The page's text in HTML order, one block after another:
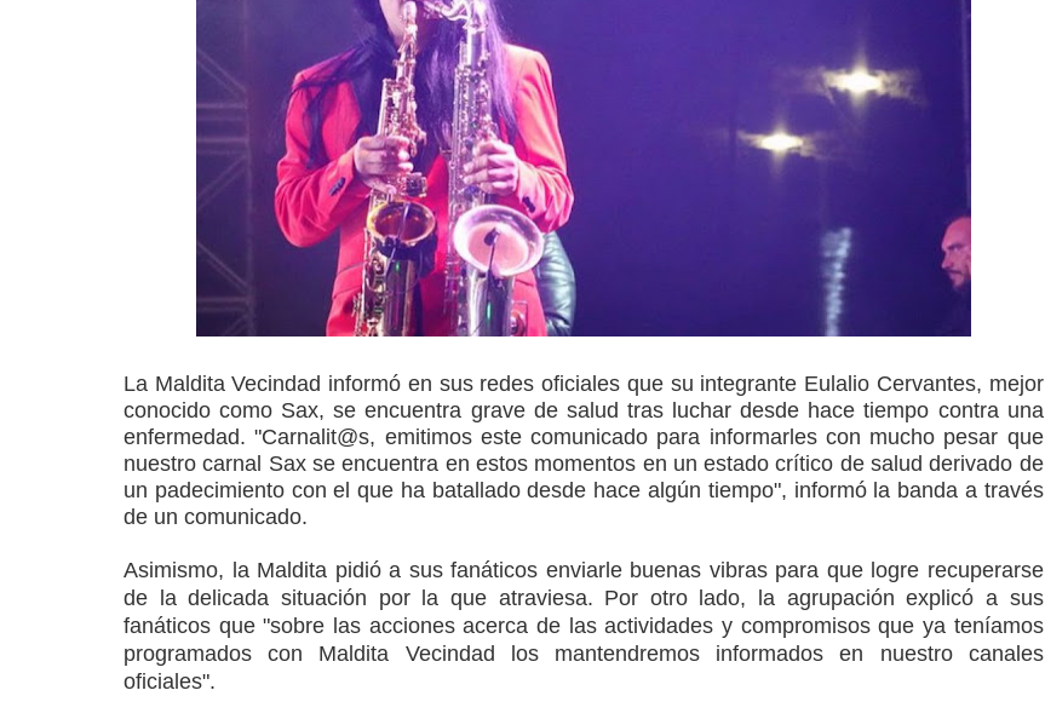
La Maldita Vecindad informó en sus redes oficiales que su integrante Eulalio Cervantes, mejor
conocido como Sax, se encuentra grave de salud tras luchar desde hace tiempo contra una
enfermedad. "Carnalit@s, emitimos este comunicado para informarles con mucho pesar que
nuestro carnal Sax se encuentra en estos momentos en un estado crítico de salud derivado de
un padecimiento con el que ha batallado desde hace algún tiempo", informó la banda a través
de un comunicado.
Asimismo, la Maldita pidió a sus fanáticos enviarle buenas vibras para que logre recuperarse
de la delicada situación por la que atraviesa. Por otro lado, la agrupación explicó a sus
fanáticos que "sobre las acciones acerca de las actividades y compromisos que ya teníamos
programados con Maldita Vecindad los mantendremos informados en nuestro canales
oficiales".